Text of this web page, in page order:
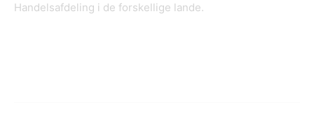
Handelsafdeling i de forskellige lande.